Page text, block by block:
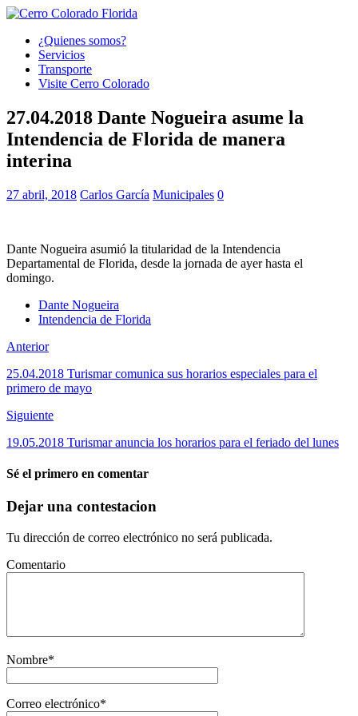
¿Quienes somos?
Servicios
Transporte
Visite Cerro Colorado
27.04.2018 Dante Nogueira asume la
Intendencia de Florida de manera
interina
27 abril, 2018 Carlos García Municipales 0
Dante Nogueira asumió la titularidad de la Intendencia
Departamental de Florida, desde la jornada de ayer hasta el
domingo.
Dante Nogueira
Intendencia de Florida
Anterior
25.04.2018 Turismar comunica sus horarios especiales para el
primero de mayo
Siguiente
19.05.2018 Turismar anuncia los horarios para el feriado del lunes
Sé el primero en comentar
Dejar una contestacion
Tu dirección de correo electrónico no será publicada.
Comentario
Nombre*
Correo electrónico*